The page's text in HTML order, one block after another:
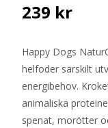
239 kr
Happy Dogs
helfoder särskilt
energibehov.
animaliska
spenat, morötter